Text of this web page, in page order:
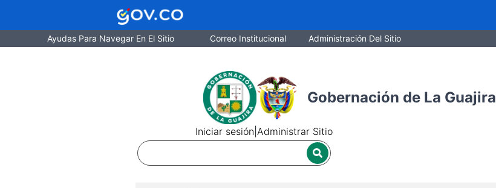
Ayudas Para Navegar En El Sitio Correo Institucional Administración Del Sitio
Gobernación de La Guajira
Iniciar sesión |Administrar Sitio